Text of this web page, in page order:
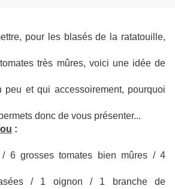
pour les blasés de la ratatouille,
très mûres, voici une idée de
peu et qui accessoirement, pourquoi
donc de vous présenter...
:
/ 6 grosses tomates bien mûres / 4
/ 1 oignon / 1 branche de